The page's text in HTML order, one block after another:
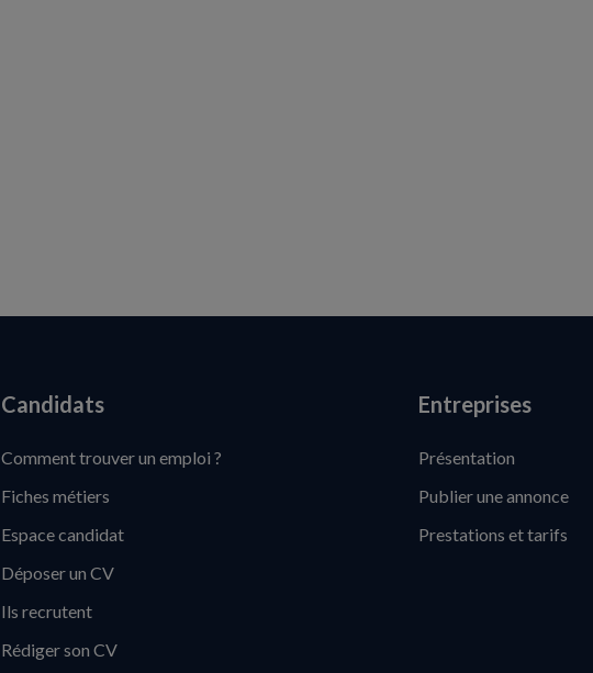
Candidats
Comment trouver un emploi ?
Fiches métiers
Espace candidat
Déposer un CV
Ils recrutent
Rédiger son CV
Entreprises
Présentation
Publier une annonce
Prestations et tarifs